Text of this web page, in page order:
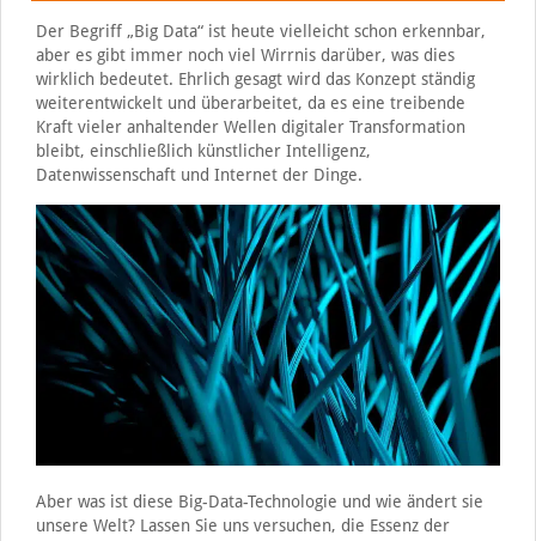
Der Begriff „Big Data“ ist heute vielleicht schon erkennbar,
aber es gibt immer noch viel Wirrnis darüber, was dies
wirklich bedeutet. Ehrlich gesagt wird das Konzept ständig
weiterentwickelt und überarbeitet, da es eine treibende
Kraft vieler anhaltender Wellen digitaler Transformation
bleibt, einschließlich künstlicher Intelligenz,
Datenwissenschaft und Internet der Dinge.
Aber was ist diese Big-Data-Technologie und wie ändert sie
unsere Welt? Lassen Sie uns versuchen, die Essenz der